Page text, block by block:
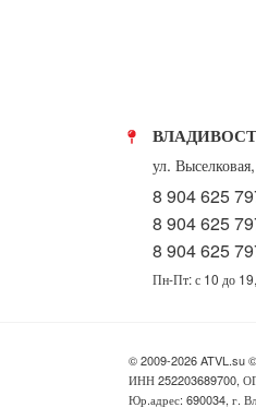
ул.
8 904 625
8 904 625
8 904 625
Пн-Пт: с 10 до
© 2009-2026 ATVL.su
ИНН 252203689700,
Юр.адрес: 690034, г.